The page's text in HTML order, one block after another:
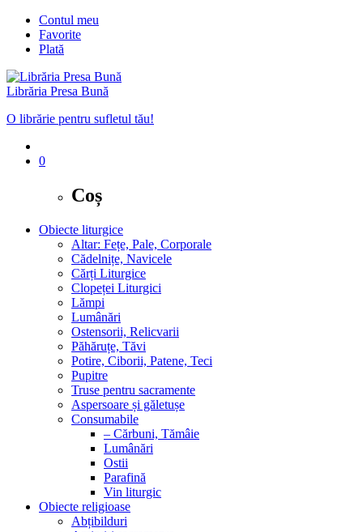
Contul meu
Favorite
Plată
Librăria Presa Bună
O librărie pentru sufletul tău!
0
Coș
Obiecte liturgice
Altar: Fețe, Pale, Corporale
Cădelnițe, Navicele
Cărți Liturgice
Clopeței Liturgici
Lămpi
Lumânări
Ostensorii, Relicvarii
Păhăruțe, Tăvi
Potire, Ciborii, Patene, Teci
Pupitre
Truse pentru sacramente
Aspersoare și găletușe
Consumabile
– Cărbuni, Tămâie
Lumânări
Ostii
Parafină
Vin liturgic
Obiecte religioase
Abțibilduri